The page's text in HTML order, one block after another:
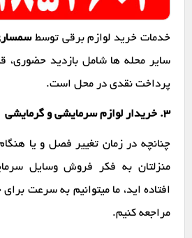
خدمات خرید لوازم برقی توسط
سایر محله ها شامل بازدید حضوری،
پرداخت نقدی در محل است.
۳. خریدار لوازم سرمایشی و گرمایشی
چنانچه در زمان تغییر فصل و یا
منزلتان به فکر فروش وسایل
افتاده اید، ما میتوانیم به سرعت
مراجعه کنیم.